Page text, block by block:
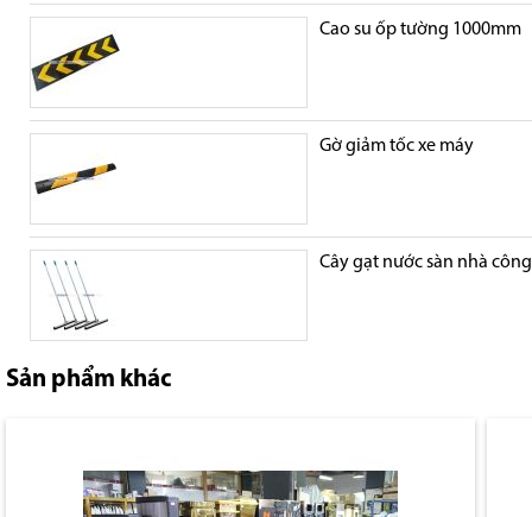
Cao su ốp tường 1000mm
Gờ giảm tốc xe máy
Cây gạt nước sàn nhà
Sản phẩm khác